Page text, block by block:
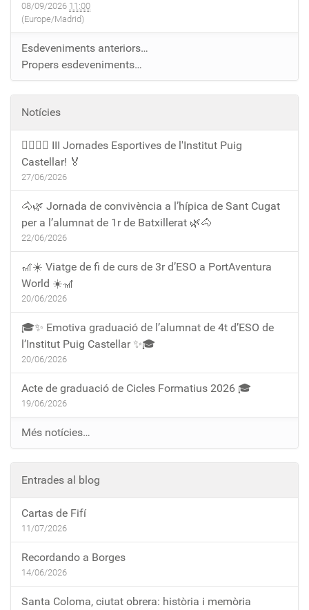
08/09/2026 11:00
(Europe/Madrid)
Esdeveniments anteriors…
Propers esdeveniments…
Notícies
🏃‍♀️🏃‍♂️ III Jornades Esportives de l'Institut Puig
Castellar! 🏅
27/06/2026
🐴🌿 Jornada de convivència a l’hípica de Sant Cugat
per a l’alumnat de 1r de Batxillerat 🌿🐴
22/06/2026
🎢☀️ Viatge de fi de curs de 3r d’ESO a PortAventura
World ☀️🎢
20/06/2026
🎓✨ Emotiva graduació de l’alumnat de 4t d’ESO de
l’Institut Puig Castellar ✨🎓
20/06/2026
Acte de graduació de Cicles Formatius 2026 🎓
19/06/2026
Més notícies…
Entrades al blog
Cartas de Fifí
11/07/2026
Recordando a Borges
14/06/2026
Santa Coloma, ciutat obrera: història i memòria